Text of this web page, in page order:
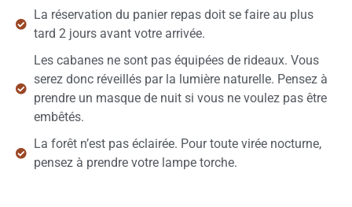
La réservation du panier repas doit se faire au plus
tard 2 jours avant votre arrivée.
Les cabanes ne sont pas équipées de rideaux. Vous
serez donc réveillés par la lumière naturelle. Pensez à
prendre un masque de nuit si vous ne voulez pas être
embêtés.
La forêt n’est pas éclairée. Pour toute virée nocturne,
pensez à prendre votre lampe torche.